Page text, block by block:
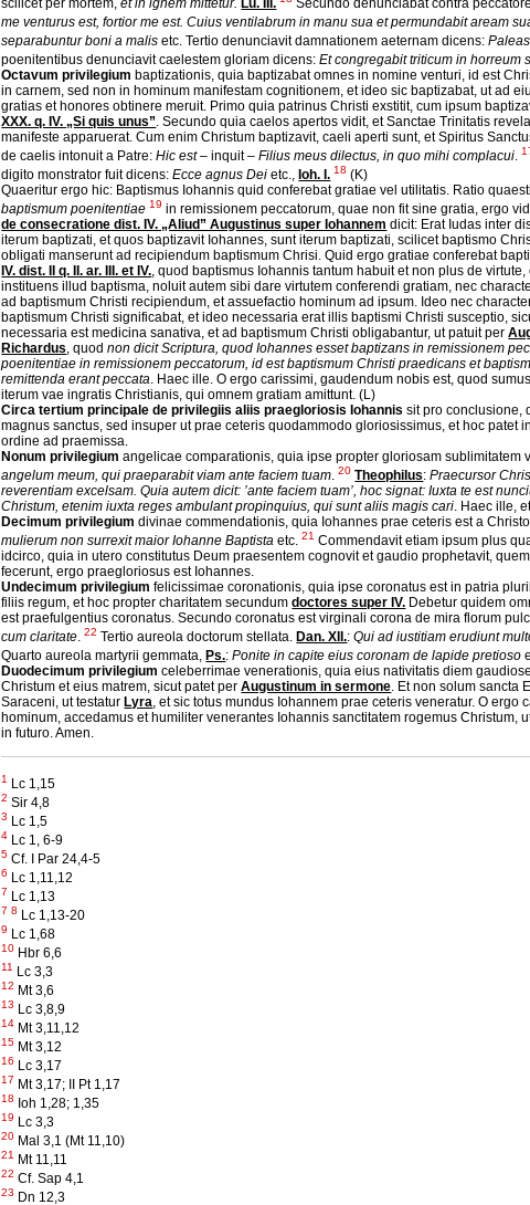
scilicet per mortem,et in ignem mittetur. Lu. III. Secundo denunciabat contra
me venturus est, fortior me est. Cuius ventilabrum in manu sua et permundabit aream
separabuntur boni a malis etc. Tertio denunciavit damnationem aeternam dicens:
poenitentibus denunciavit caelestem gloriam dicens:Et congregabit triticum in horreum
Octavum privilegium baptizationis, quia baptizabat omnes in nomine venturi, id est
in carnem, sed non in hominum manifestam cognitionem, et ideo sic baptizabat, ut ad
gratias et honores obtinere meruit. Primo quia patrinus Christi exstitit, cum ipsum
XXX. q. IV. „Si quis unus”. Secundo quia caelos apertos vidit, et Sanctae Trinitatis
manifeste apparuerat. Cum enim Christum baptizavit, caeli aperti sunt, et Spiritus
de caelis intonuit a Patre:Hic est– inquit –Filius meus dilectus, in quo mihi complacui.
digito monstrator fuit dicens:Ecce agnus Dei etc., Ioh. I. 18 (K)
Quaeritur ergo hic: Baptismus Iohannis quid conferebat gratiae vel utilitatis. Ratio
baptismum poenitentiae 19 in remissionem peccatorum, quae non fit sine gratia, ergo
de consecratione dist. IV. „Aliud” Augustinus super Iohannem dicit: Erat Iudas inter
iterum baptizati, et quos baptizavit Iohannes, sunt iterum baptizati, scilicet baptismo
obligati manserunt ad recipiendum baptismum Chrisi. Quid ergo gratiae conferebat
IV. dist. II q. II. ar. III. et IV., quod baptismus Iohannis tantum habuit et non plus de
instituens illud baptisma, noluit autem sibi dare virtutem conferendi gratiam, nec
ad baptismum Christi recipiendum, et assuefactio hominum ad ipsum. Ideo nec
baptismum Christi significabat, et ideo necessaria erat illis baptismi Christi susceptio,
necessaria est medicina sanativa, et ad baptismum Christi obligabantur, ut patuit per
Richardus, quodnon dicit Scriptura, quod Iohannes esset baptizans in remissionem
poenitentiae in remissionem peccatorum, id est baptismum Christi praedicans et
remittenda erant peccata. Haec ille. O ergo carissimi, gaudendum nobis est, quod
iterum vae ingratis Christianis, qui omnem gratiam amittunt. (L)
Circa tertium principale de privilegiis aliis praegloriosis Iohannis sit pro conclusione,
magnus sanctus, sed insuper ut prae ceteris quodammodo gloriosissimus, et hoc patet
ordine ad praemissa.
Nonum privilegium angelicae comparationis, quia ipse propter gloriosam sublimitatem
angelum meum, qui praeparabit viam ante faciem tuam.20 Theophilus:Praecursor
reverentiam excelsam. Quia autem dicit: ’ante faciem tuam’, hoc signat: Iuxta te est
Christum, etenim iuxta reges ambulant propinquius, qui sunt aliis magis cari. Haec ille,
Decimum privilegium divinae commendationis, quia Iohannes prae ceteris est a
mulierum non surrexit maior Iohanne Baptista etc.21 Commendavit etiam ipsum plus
idcirco, quia in utero constitutus Deum praesentem cognovit et gaudio prophetavit,
fecerunt, ergo praegloriosus est Iohannes.
Undecimum privilegium felicissimae coronationis, quia ipse coronatus est in patria
filiis regum, et hoc propter charitatem secundumdoctores super IV. Debetur quidem
est praefulgentius coronatus. Secundo coronatus est virginali corona de mira florum
cum claritate.22 Tertio aureola doctorum stellata. Dan. XII.:Qui ad iustitiam erudiunt
Quarto aureola martyrii gemmata, Ps.:Ponite in capite eius coronam de lapide pretioso
Duodecimum privilegium celeberrimae venerationis, quia eius nativitatis diem
Christum et eius matrem, sicut patet perAugustinum in sermone. Et non solum sancta
Saraceni, ut testatur Lyra, et sic totus mundus Iohannem prae ceteris veneratur. O
hominum, accedamus et humiliter venerantes Iohannis sanctitatem rogemus Christum,
in futuro. Amen.
1 Lc 1,15
2 Sir 4,8
3 Lc 1,5
4 Lc 1, 6-9
5 Cf. I Par 24,4-5
6 Lc 1,11,12
7 Lc 1,13
7 8 Lc 1,13-20
9 Lc 1,68
10 Hbr 6,6
11 Lc 3,3
12 Mt 3,6
13 Lc 3,8,9
14 Mt 3,11,12
15 Mt 3,12
16 Lc 3,17
17 Mt 3,17; II Pt 1,17
18 Ioh 1,28; 1,35
19 Lc 3,3
20 Mal 3,1 (Mt 11,10)
21 Mt 11,11
22 Cf. Sap 4,1
23 Dn 12,3